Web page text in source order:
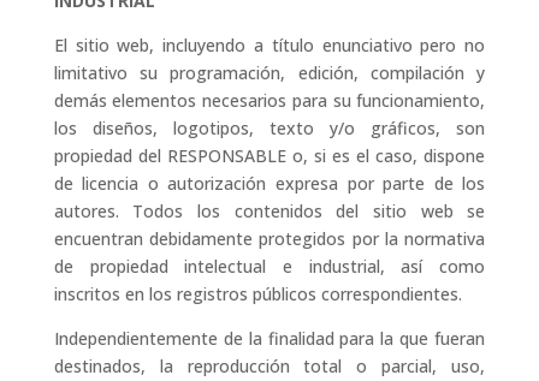
El sitio web, incluyendo a título enunciativo pero no
limitativo su programación, edición, compilación y
demás elementos necesarios para su funcionamiento,
los diseños, logotipos, texto y/o gráficos, son
propiedad del RESPONSABLE o, si es el caso, dispone
de licencia o autorización expresa por parte de los
autores. Todos los contenidos del sitio web se
encuentran debidamente protegidos por la normativa
de propiedad intelectual e industrial, así como
inscritos en los registros públicos correspondientes.
Independientemente de la finalidad para la que fueran
destinados, la reproducción total o parcial, uso,